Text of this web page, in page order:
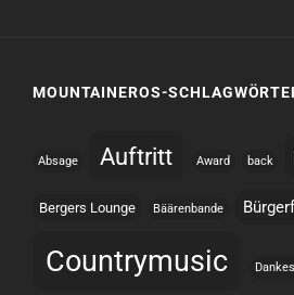
MOUNTAINEROS-
Absage Auftritt Award back
Bergers Lounge Bäärenbande
Countrymusic